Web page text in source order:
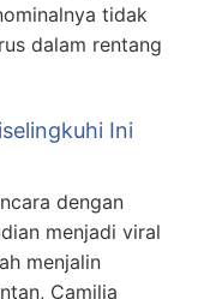
tidak
dalam rentang
Ini
dengan
menjadi viral
menjalin
Camilia